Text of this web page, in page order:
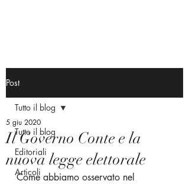
Post
Tutto il blog
Editoriali
Articoli
Tutto il blog
Il Governo Conte e la
nuova legge elettorale
5 giu 2020
Come abbiamo osservato nel